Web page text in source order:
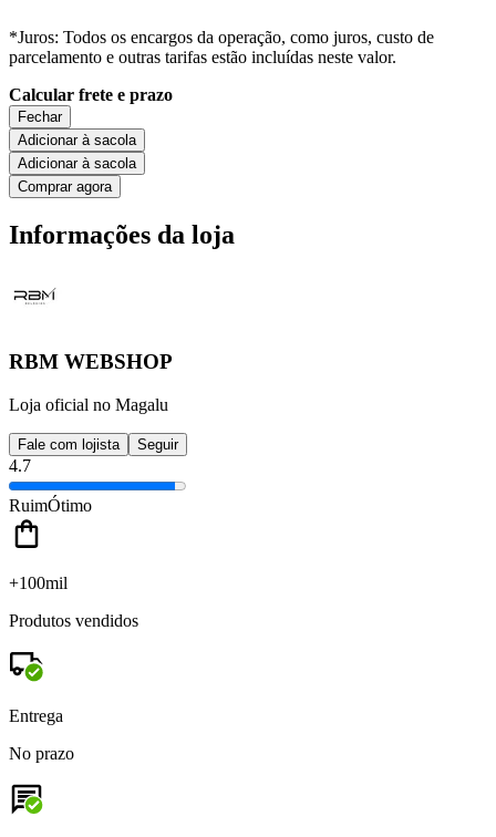
*Juros: Todos os encargos da operação, como juros, custo de
parcelamento e outras tarifas estão incluídas neste valor.
Calcular frete e prazo
Fechar
Adicionar à sacola
Adicionar à sacola
Comprar agora
Informações da loja
RBM WEBSHOP
Loja oficial no Magalu
Fale com lojista Seguir
4.7
RuimÓtimo
+100mil
Produtos vendidos
Entrega
No prazo